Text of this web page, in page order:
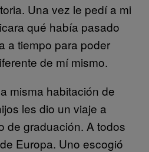
Una vez le pedí a mi
qué había pasado
a tiempo para poder
de mí mismo.
misma habitación de
les dio un viaje a
de graduación. A todos
Europa. Uno escogió